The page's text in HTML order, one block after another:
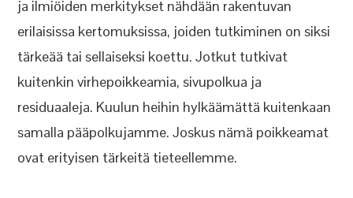
ja ilmiöiden merkitykset nähdään rakentuvan
erilaisissa kertomuksissa, joiden tutkiminen on siksi
tärkeää tai sellaiseksi koettu. Jotkut tutkivat
kuitenkin virhepoikkeamia, sivupolkua ja
residuaaleja. Kuulun heihin hylkäämättä kuitenkaan
samalla pääpolkujamme. Joskus nämä poikkeamat
ovat erityisen tärkeitä tieteellemme.